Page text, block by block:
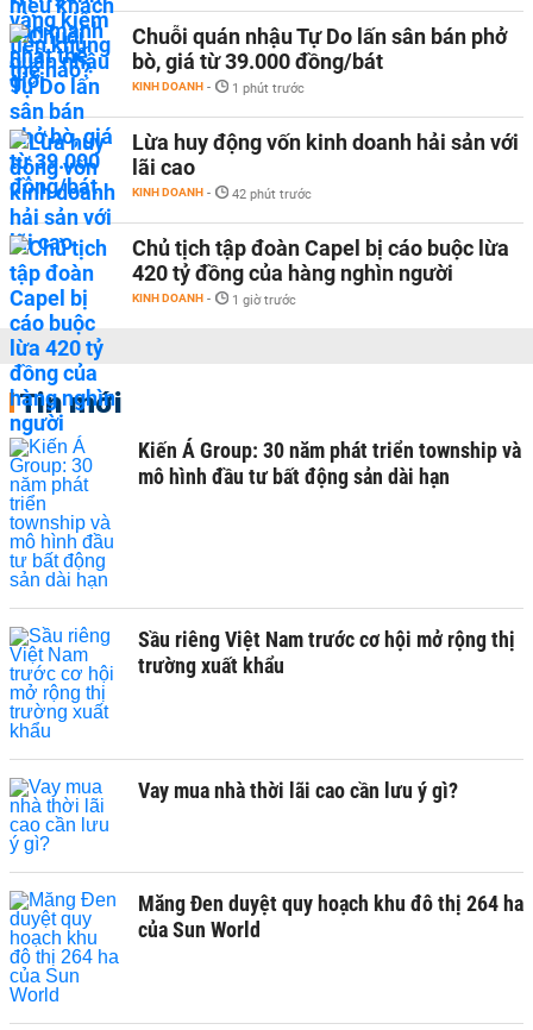
Chuỗi quán nhậu Tự Do lấn sân bán phở
bò, giá từ 39.000 đồng/bát
KINH DOANH - 1 phút trước
Lừa huy động vốn kinh doanh hải sản với
lãi cao
KINH DOANH - 42 phút trước
Chủ tịch tập đoàn Capel bị cáo buộc lừa
420 tỷ đồng của hàng nghìn người
KINH DOANH - 1 giờ trước
Tin mới
Kiến Á Group: 30 năm phát triển township và
mô hình đầu tư bất động sản dài hạn
Sầu riêng Việt Nam trước cơ hội mở rộng thị
trường xuất khẩu
Vay mua nhà thời lãi cao cần lưu ý gì?
Măng Đen duyệt quy hoạch khu đô thị 264 ha
của Sun World